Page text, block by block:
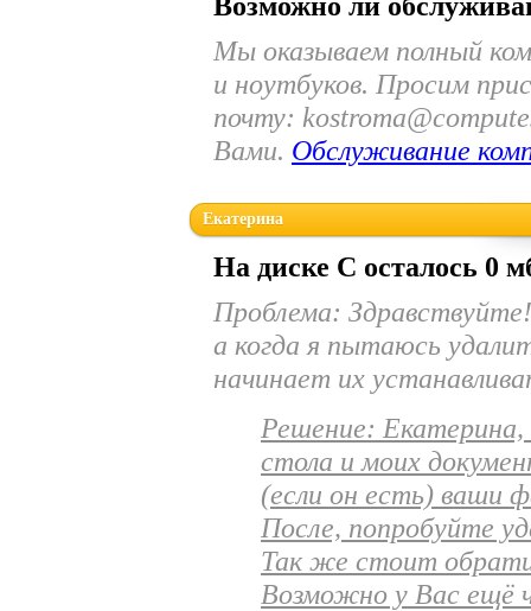
Мы оказываем полный
и ноутбуков. Просим
почту:
Вами. Обслуживание
На диске С осталось 0
Проблема:
Екатерина
а когда я пытаюсь
начинает их
Решение: Екатерина,
стола и моих
(если он есть) ваши
После, попробуйте
Так же стоит
Возможно у Вас ещё